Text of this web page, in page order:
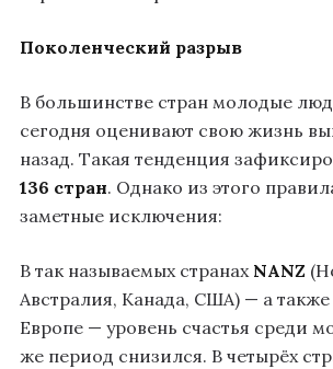
Поколенческий разрыв
В большинстве стран молодые
сегодня оценивают свою жизнь
назад. Такая тенденция
136 стран. Однако из этого
заметные исключения:
В так называемых странах NANZ
Австралия, Канада, США) — а
Европе — уровень счастья среди
же период снизился. В четырёх